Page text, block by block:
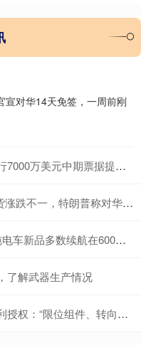
宣对华14天免签，一周前刚
万美元中期票据提供担保
朗普称对华80%关税“似乎合理”
品多数续航在600公里以上
了解武器生产情况
限位组件、转向系统及车辆”